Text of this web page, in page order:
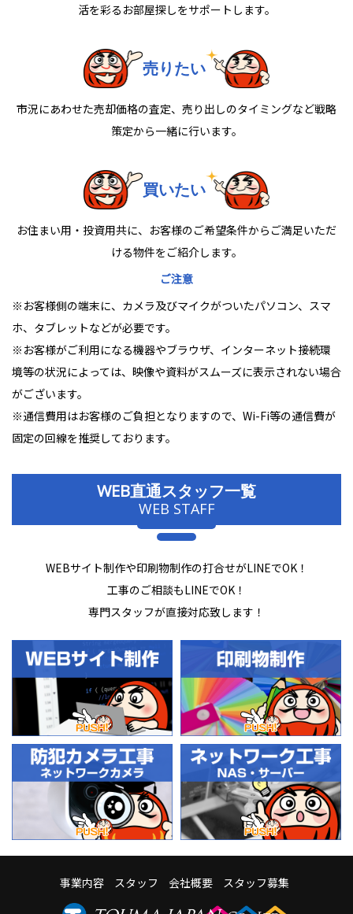
活を彩るお部屋探しをサポートします。
売りたい
市況にあわせた売却価格の査定、売り出しのタイミングなど戦略
策定から一緒に行います。
買いたい
お住まい用・投資用共に、お客様のご希望条件からご満足いただ
ける物件をご紹介します。
ご注意
※お客様側の端末に、カメラ及びマイクがついたパソコン、スマ
ホ、タブレットなどが必要です。
※お客様がご利用になる機器やブラウザ、インターネット接続環
境等の状況によっては、映像や資料がスムーズに表示されない場合
がございます。
※通信費用はお客様のご負担となりますので、Wi-Fi等の通信費が
固定の回線を推奨しております。
WEB直通スタッフ一覧
WEB STAFF
WEBサイト制作や印刷物制作の打合せがLINEでOK！
工事のご相談もLINEでOK！
専門スタッフが直接対応致します！
事業内容 スタッフ 会社概要 スタッフ募集